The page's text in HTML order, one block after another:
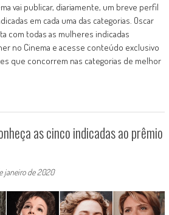
vai publicar, diariamente, um breve perfil
em cada uma das categorias. Oscar
com todas as mulheres indicadas
no Cinema e acesse conteúdo exclusivo
que concorrem nas categorias de melhor
as cinco indicadas ao prêmio
janeiro de 2020